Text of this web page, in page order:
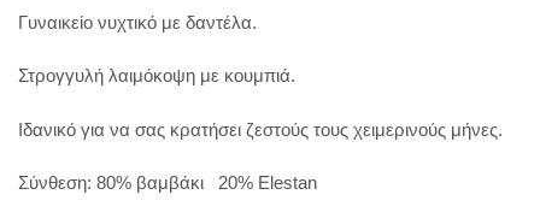
Γυναικείο νυχτικό με δαντέλα.
Στρογγυλή λαιμόκοψη με κουμπιά.
Ιδανικό για να σας κρατήσει ζεστούς τους χειμερινούς μήνες.
Σύνθεση: 80% βαμβάκι 20% Elestan